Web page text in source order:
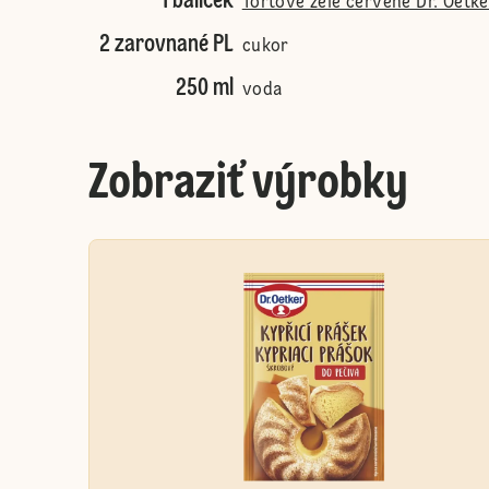
2 zarovnané PL cukor
250 ml voda
Zobraziť výrobky